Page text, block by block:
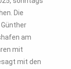
Die
am
mit
mit den